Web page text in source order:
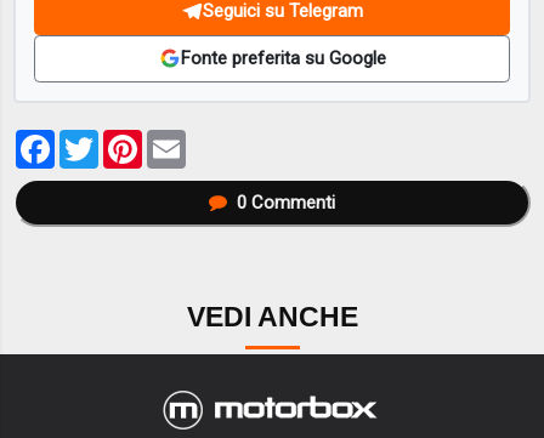
Seguici su Telegram
Fonte preferita su Google
Facebook
TwitterPinterest
0Commenti
VEDI ANCHE